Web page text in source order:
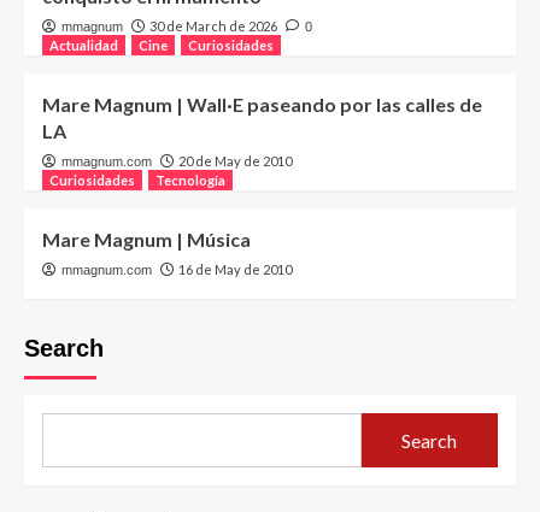
mmagnum 30 de March de 2026 0
Actualidad Cine Curiosidades
Mare Magnum | Wall·E paseando por las calles de
LA
mmagnum.com
20 de May de 2010
Curiosidades
Tecnología
Mare Magnum | Música
mmagnum.com 16 de May de 2010
Search
Search